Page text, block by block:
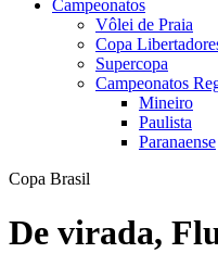
Campeonatos
Vôlei de Praia
Copa
Supercopa
Campeonatos
Mineiro
Paulista
Paranaense
Copa Brasil
De virada,